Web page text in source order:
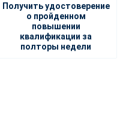
Получить удостоверение
о пройденном
повышении
квалификации за
полторы недели